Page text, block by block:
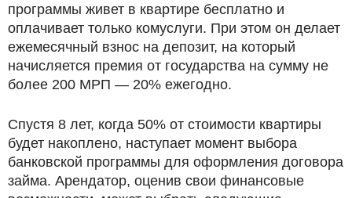
программы живет в квартире бесплатно и
оплачивает только комуслуги. При этом он делает
ежемесячный взнос на депозит, на который
начисляется премия от государства на сумму не
более 200 МРП — 20% ежегодно.
Спустя 8 лет, когда 50% от стоимости квартиры
будет накоплено, наступает момент выбора
банковской программы для оформления договора
займа. Арендатор, оценив свои финансовые